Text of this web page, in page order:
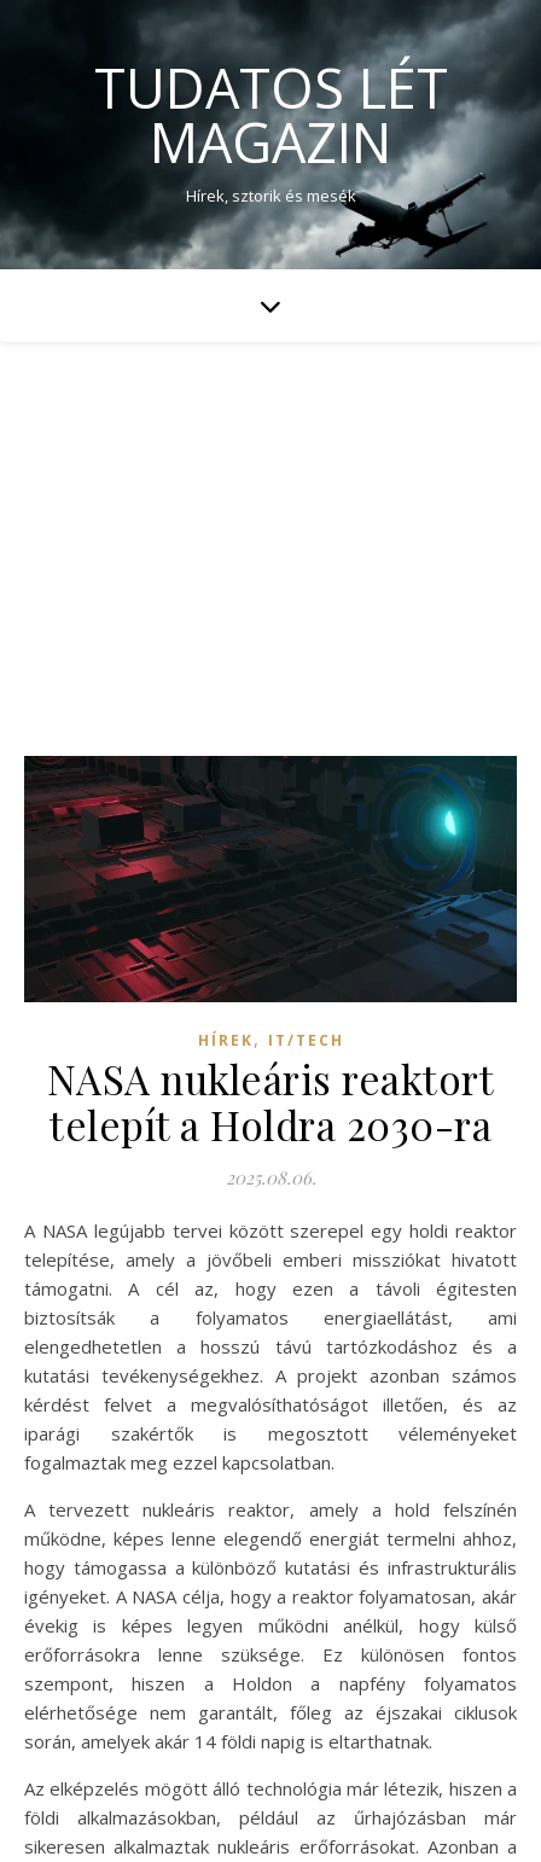
TUDATOS LÉT
MAGAZIN
Hírek, sztorik és mesék
HÍREK, IT/TECH
NASA nukleáris reaktort
telepít a Holdra 2030-ra
2025.08.06.
A NASA legújabb tervei között szerepel egy holdi reaktor
telepítése, amely a jövőbeli emberi missziókat hivatott
támogatni. A cél az, hogy ezen a távoli égitesten
biztosítsák a folyamatos energiaellátást, ami
elengedhetetlen a hosszú távú tartózkodáshoz és a
kutatási tevékenységekhez. A projekt azonban számos
kérdést felvet a megvalósíthatóságot illetően, és az
iparági szakértők is megosztott véleményeket
fogalmaztak meg ezzel kapcsolatban.
A tervezett nukleáris reaktor, amely a hold felszínén
működne, képes lenne elegendő energiát termelni ahhoz,
hogy támogassa a különböző kutatási és infrastrukturális
igényeket. A NASA célja, hogy a reaktor folyamatosan, akár
évekig is képes legyen működni anélkül, hogy külső
erőforrásokra lenne szüksége. Ez különösen fontos
szempont, hiszen a Holdon a napfény folyamatos
elérhetősége nem garantált, főleg az éjszakai ciklusok
során, amelyek akár 14 földi napig is eltarthatnak.
Az elképzelés mögött álló technológia már létezik, hiszen a
földi alkalmazásokban, például az űrhajózásban már
sikeresen alkalmaztak nukleáris erőforrásokat. Azonban a